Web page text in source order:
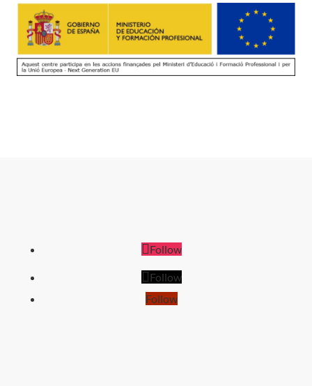
Follow
Follow
Follow